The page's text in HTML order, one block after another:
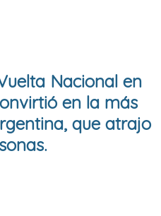
Nacional en
en la más
que atrajo